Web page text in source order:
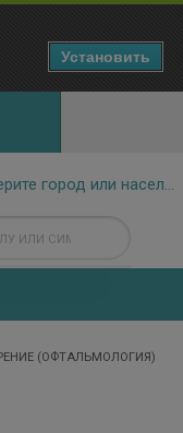
(ОФТАЛЬМОЛОГИЯ)
Установить